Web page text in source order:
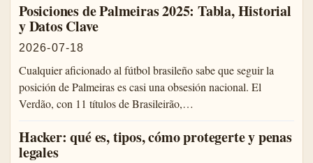
Posiciones de Palmeiras 2025: Tabla, Historial
y Datos Clave
2026-07-18
Cualquier aficionado al fútbol brasileño sabe que seguir la
posición de Palmeiras es casi una obsesión nacional. El
Verdão, con 11 títulos de Brasileirão,…
Hacker: qué es, tipos, cómo protegerte y penas
legales